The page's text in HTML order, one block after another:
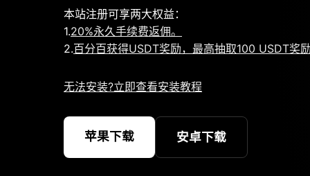
本站注册可享两大权益：
1.20%永久手续费返佣。
2.百分百获得USDT奖励，最高抽取100 USDT奖
无法安装?立即查看安装教程
苹果下载 安卓下载